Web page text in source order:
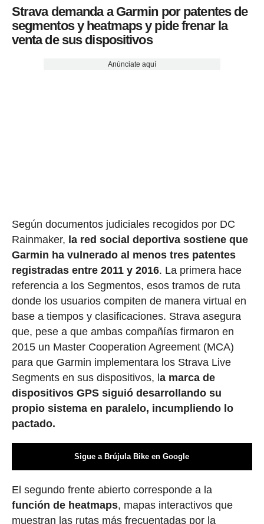
Strava demanda a Garmin por patentes de
segmentos y heatmaps y pide frenar la
venta de sus dispositivos
Anúnciate aquí
Según documentos judiciales recogidos por DC
Rainmaker, la red social deportiva sostiene que
Garmin ha vulnerado al menos tres patentes
registradas entre 2011 y 2016. La primera hace
referencia a los Segmentos, esos tramos de ruta
donde los usuarios compiten de manera virtual en
base a tiempos y clasificaciones. Strava asegura
que, pese a que ambas compañías firmaron en
2015 un Master Cooperation Agreement (MCA)
para que Garmin implementara los Strava Live
Segments en sus dispositivos, la marca de
dispositivos GPS siguió desarrollando su
propio sistema en paralelo, incumpliendo lo
pactado.
Sigue a Brújula Bike en Google
El segundo frente abierto corresponde a la
función de heatmaps, mapas interactivos que
muestran las rutas más frecuentadas por la